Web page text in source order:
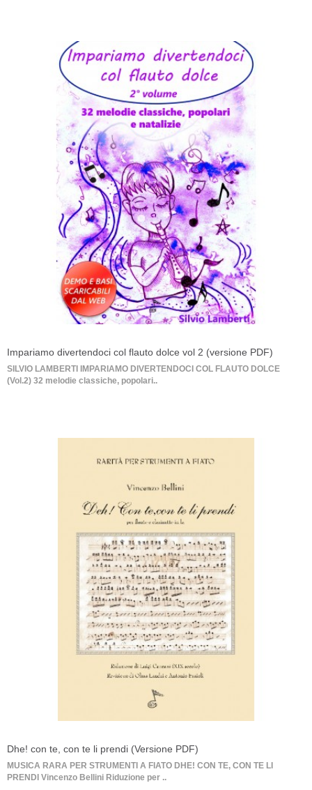
Impariamo divertendoci col flauto dolce vol 2 (versione PDF)
SILVIO LAMBERTI IMPARIAMO DIVERTENDOCI COL FLAUTO DOLCE
(Vol.2) 32 melodie classiche, popolari..
Dhe! con te, con te li prendi (Versione PDF)
MUSICA RARA PER STRUMENTI A FIATO DHE! CON TE, CON TE LI
PRENDI Vincenzo Bellini Riduzione per ..